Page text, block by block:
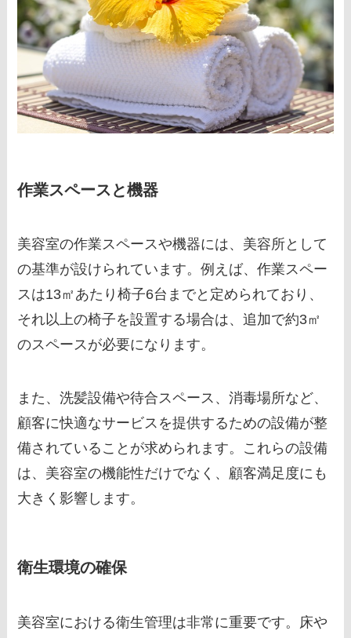
作業スペースと機器
美容室の作業スペースや機器には、美容所として
の基準が設けられています。例えば、作業スペー
スは13㎡あたり椅子6台までと定められており、
それ以上の椅子を設置する場合は、追加で約3㎡
のスペースが必要になります。
また、洗髪設備や待合スペース、消毒場所など、
顧客に快適なサービスを提供するための設備が整
備されていることが求められます。これらの設備
は、美容室の機能性だけでなく、顧客満足度にも
大きく影響します。
衛生環境の確保
美容室における衛生管理は非常に重要です。床や